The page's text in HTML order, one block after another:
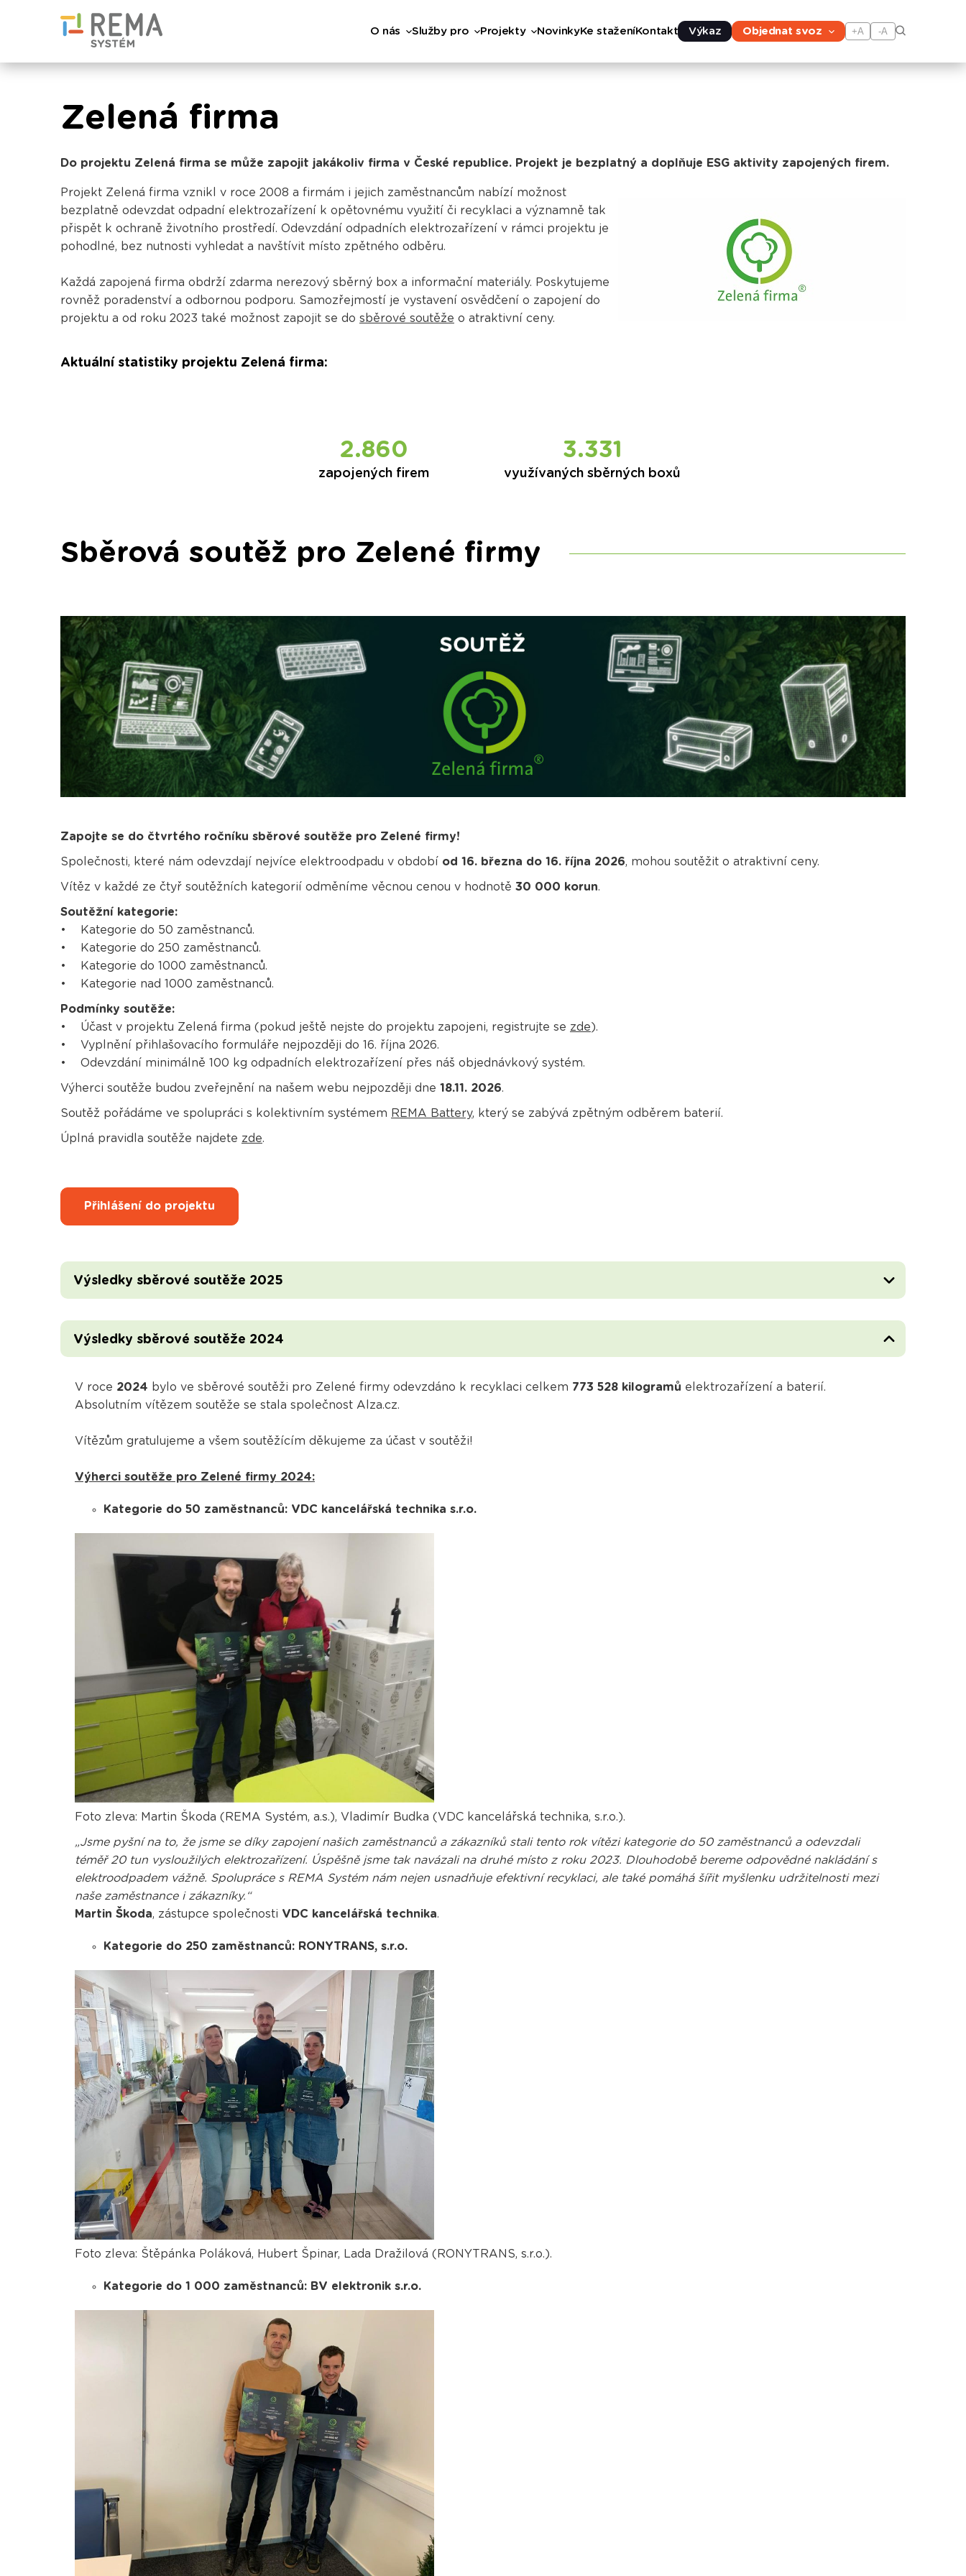
O nás Služby pro Projekty NovinkyKe staženíKontakt Výkaz Objednat svoz +A -A
Zelená firma
Do projektu Zelená firma se může zapojit jakákoliv firma v České republice. Projekt je bezplatný a doplňuje ESG aktivity zapojených firem.
Projekt Zelená firma vznikl v roce 2008 a firmám i jejich zaměstnancům nabízí možnost
bezplatně odevzdat odpadní elektrozařízení k opětovnému využití či recyklaci a významně tak
přispět k ochraně životního prostředí. Odevzdání odpadních elektrozařízení v rámci projektu je
pohodlné, bez nutnosti vyhledat a navštívit místo zpětného odběru.
Každá zapojená firma obdrží zdarma nerezový sběrný box a informační materiály. Poskytujeme
rovněž poradenství a odbornou podporu. Samozřejmostí je vystavení osvědčení o zapojení do
projektu a od roku 2023 také možnost zapojit se do sběrové soutěže o atraktivní ceny.
Aktuální statistiky projektu Zelená firma:
2.860
zapojených firem
3.331
využívaných sběrných boxů
Sběrová soutěž pro Zelené firmy
Zapojte se do čtvrtého ročníku sběrové soutěže pro Zelené firmy!
Společnosti, které nám odevzdají nejvíce elektroodpadu v období od 16. března do 16. října 2026, mohou soutěžit o atraktivní ceny.
Vítěz v každé ze čtyř soutěžních kategorií odměníme věcnou cenou v hodnotě 30 000 korun.
Soutěžní kategorie:
• Kategorie do 50 zaměstnanců.
• Kategorie do 250 zaměstnanců.
• Kategorie do 1000 zaměstnanců.
• Kategorie nad 1000 zaměstnanců.
Podmínky soutěže:
• Účast v projektu Zelená firma (pokud ještě nejste do projektu zapojeni, registrujte se zde).
• Vyplnění přihlašovacího formuláře nejpozději do 16. října 2026.
• Odevzdání minimálně 100 kg odpadních elektrozařízení přes náš objednávkový systém.
Výherci soutěže budou zveřejnění na našem webu nejpozději dne 18.11. 2026.
Soutěž pořádáme ve spolupráci s kolektivním systémem REMA Battery, který se zabývá zpětným odběrem baterií.
Úplná pravidla soutěže najdete zde.
Přihlášení do projektu
Výsledky sběrové soutěže 2025
Výsledky sběrové soutěže 2024
V roce 2024 bylo ve sběrové soutěži pro Zelené firmy odevzdáno k recyklaci celkem 773 528 kilogramů elektrozařízení a baterií.
Absolutním vítězem soutěže se stala společnost Alza.cz.
Vítězům gratulujeme a všem soutěžícím děkujeme za účast v soutěži!
Výherci soutěže pro Zelené firmy 2024:
Kategorie do 50 zaměstnanců: VDC kancelářská technika s.r.o.
Foto zleva: Martin Škoda (REMA Systém, a.s.), Vladimír Budka (VDC kancelářská technika, s.r.o.).
„Jsme pyšní na to, že jsme se díky zapojení našich zaměstnanců a zákazníků stali tento rok vítězi kategorie do 50 zaměstnanců a odevzdali
téměř 20 tun vysloužilých elektrozařízení. Úspěšně jsme tak navázali na druhé místo z roku 2023. Dlouhodobě bereme odpovědné nakládání s
elektroodpadem vážně. Spolupráce s REMA Systém nám nejen usnadňuje efektivní recyklaci, ale také pomáhá šířit myšlenku udržitelnosti mezi
naše zaměstnance i zákazníky.“
Martin Škoda, zástupce společnosti VDC kancelářská technika.
Kategorie do 250 zaměstnanců: RONYTRANS, s.r.o.
Foto zleva: Štěpánka Poláková, Hubert Špinar, Lada Dražilová (RONYTRANS, s.r.o.).
Kategorie do 1 000 zaměstnanců: BV elektronik s.r.o.